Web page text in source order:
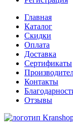
Главная
Каталог
Скидки
Оплата
Доставка
Сертификаты
Контакты
Отзывы